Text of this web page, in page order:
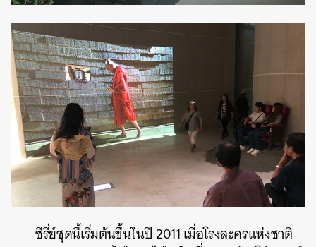
ซีรี่ย์ชุดนี้เริ่มต้นขึ้นในปี 2011 เมื่อโรงละครแห่งชาติ